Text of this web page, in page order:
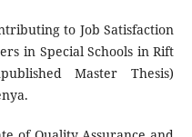
to Job Satisfaction
in Special Schools in Rift
Master Thesis)